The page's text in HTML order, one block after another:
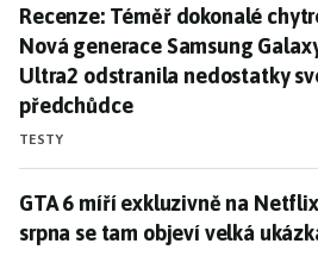
Recenze: Téměř dokonalé
Recenze: Téměř dokonalé
Nová generace Samsung
Ultra2 odstranila nedostatky
předchůdce
TESTY
GTA 6 míří exkluzivně na
GTA 6 míří exkluzivně na
srpna se tam objeví velká